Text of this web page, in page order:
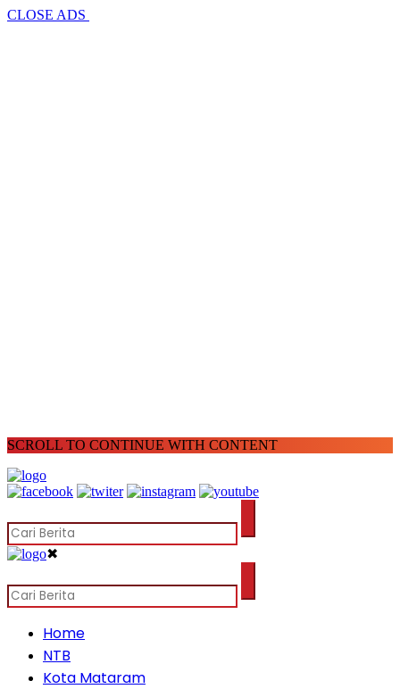
CLOSE ADS
SCROLL TO CONTINUE WITH CONTENT
✖
Home
NTB
Kota Mataram